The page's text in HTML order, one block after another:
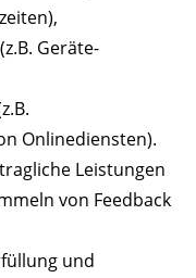
Geräte-
Onlinediensten).
Leistungen
von Feedback
und